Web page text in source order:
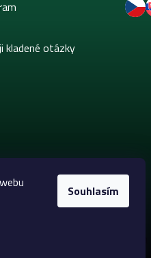
Souhlasím
kladené otázky
makeup